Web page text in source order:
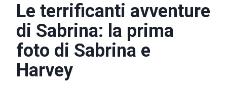
Le terrificanti avventure
di Sabrina: la prima
foto di Sabrina e
Harvey